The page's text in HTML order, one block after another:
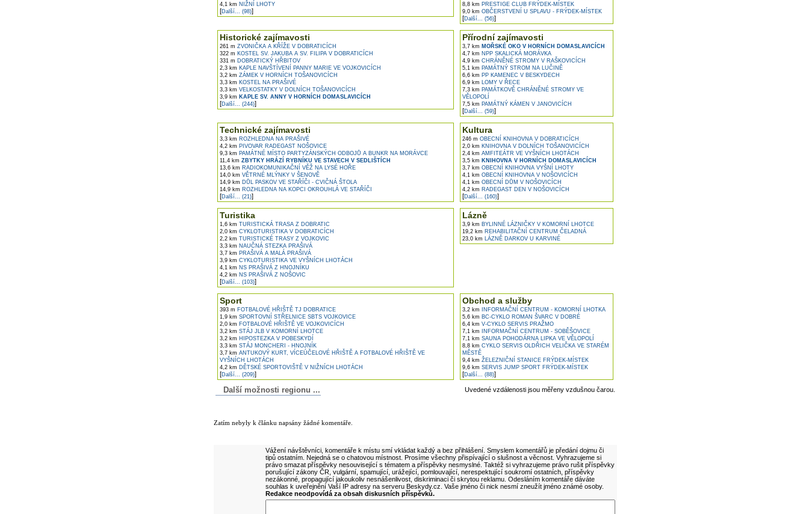
4,1 km NIŽNÍ LHOTY
[Další... (98)]
8,8 km PRESTIGE CLUB FRÝDEK-MÍSTEK
9,0 km OBČERSTVENÍ U SPLAVU - FRÝDEK-MÍSTEK
[Další... (56)]
Historické zajímavosti
261 m ZVONIČKA A KŘÍŽE V DOBRATICÍCH
322 m KOSTEL SV. JAKUBA A SV. FILIPA V DOBRATICÍCH
331 m DOBRATICKÝ HŘBITOV
2,3 km KAPLE NAVŠTÍVENÍ PANNY MARIE VE VOJKOVICÍCH
3,2 km ZÁMEK V HORNÍCH TOŠANOVICÍCH
3,3 km KOSTEL NA PRAŠIVÉ
3,3 km VELKOSTATKY V DOLNÍCH TOŠANOVICÍCH
3,9 km KAPLE SV. ANNY V HORNÍCH DOMASLAVICÍCH
[Další... (244)]
Přírodní zajímavosti
3,7 km MOŘSKÉ OKO V HORNÍCH DOMASLAVICÍCH
4,7 km NPP SKALICKÁ MORÁVKA
4,9 km CHRÁNĚNÉ STROMY V RAŠKOVICÍCH
5,1 km PAMÁTNÝ STROM NA LUČINĚ
6,6 km PP KAMENEC V BESKYDECH
6,9 km LOMY V ŘECE
7,3 km PAMÁTKOVĚ CHRÁNĚNÉ STROMY VE
VĚLOPOLÍ
7,5 km PAMÁTNÝ KÁMEN V JANOVICÍCH
[Další... (59)]
Technické zajímavosti
3,3 km ROZHLEDNA NA PRAŠIVÉ
4,2 km PIVOVAR RADEGAST NOŠOVICE
9,3 km PAMÁTNÉ MÍSTO PARTYZÁNSKÝCH ODBOJŮ A BUNKR NA MORÁVCE
11,4 km ZBYTKY HRÁZÍ RYBNÍKU VE STAVECH V SEDLIŠTÍCH
13,6 km RADIOKOMUNIKAČNÍ VĚŽ NA LYSÉ HOŘE
14,0 km VĚTRNÉ MLÝNKY V ŠENOVĚ
14,9 km DŮL PASKOV VE STAŘÍČI - CVIČNÁ ŠTOLA
14,9 km ROZHLEDNA NA KOPCI OKROUHLÁ VE STAŘÍČI
[Další... (21)]
Kultura
246 m OBECNÍ KNIHOVNA V DOBRATICÍCH
2,0 km KNIHOVNA V DOLNÍCH TOŠANOVICÍCH
2,4 km AMFITEÁTR VE VYŠNÍCH LHOTÁCH
3,5 km KNIHOVNA V HORNÍCH DOMASLAVICÍCH
3,7 km OBECNÍ KNIHOVNA VYŠNÍ LHOTY
4,1 km OBECNÍ KNIHOVNA V NOŠOVICÍCH
4,1 km OBECNÍ DŮM V NOŠOVICÍCH
4,2 km RADEGAST DEN V NOŠOVICÍCH
[Další... (160)]
Turistika
1,6 km TURISTICKÁ TRASA Z DOBRATIC
2,0 km CYKLOTURISTIKA V DOBRATICÍCH
2,2 km TURISTICKÉ TRASY Z VOJKOVIC
3,3 km NAUČNÁ STEZKA PRAŠIVÁ
3,7 km PRAŠIVÁ A MALÁ PRAŠIVÁ
3,9 km CYKLOTURISTIKA VE VYŠNÍCH LHOTÁCH
4,1 km NS PRAŠIVÁ Z HNOJNÍKU
4,2 km NS PRAŠIVÁ Z NOŠOVIC
[Další... (103)]
Lázně
3,9 km BYLINNÉ LÁZNIČKY V KOMORNÍ LHOTCE
19,2 km REHABILITAČNÍ CENTRUM ČELADNÁ
23,0 km LÁZNĚ DARKOV U KARVINÉ
Sport
393 m FOTBALOVÉ HŘIŠTĚ TJ DOBRATICE
1,9 km SPORTOVNÍ STŘELNICE SBTS VOJKOVICE
2,0 km FOTBALOVÉ HŘIŠTĚ VE VOJKOVICÍCH
3,2 km STÁJ JLB V KOMORNÍ LHOTCE
3,2 km HIPOSTEZKA V POBESKYDÍ
3,3 km STÁJ MONCHERI - HNOJNÍK
3,7 km ANTUKOVÝ KURT, VÍCEÚČELOVÉ HŘIŠTĚ A FOTBALOVÉ HŘIŠTĚ VE
VYŠNÍCH LHOTÁCH
4,2 km DĚTSKÉ SPORTOVIŠTĚ V NIŽNÍCH LHOTÁCH
[Další... (209)]
Obchod a služby
3,2 km INFORMAČNÍ CENTRUM - KOMORNÍ LHOTKA
5,6 km BC-CYKLO ROMAN ŠVARC V DOBRÉ
6,4 km V-CYKLO SERVIS PRAŽMO
7,1 km INFORMAČNÍ CENTRUM - SOBĚŠOVICE
7,1 km SAUNA POHODÁRNA LIPKA VE VĚLOPOLÍ
8,8 km CYKLO SERVIS OLDŘICH VELIČKA VE STARÉM
MĚSTĚ
9,4 km ŽELEZNIČNÍ STANICE FRÝDEK-MÍSTEK
9,6 km SERVIS JUMP SPORT FRÝDEK-MÍSTEK
[Další... (88)]
Další možnosti regionu ... Uvedené vzdálenosti jsou měřeny vzdušnou čarou.
Zatím nebyly k článku napsány žádné komentáře.
Vážení návštěvníci, komentáře k místu smí vkládat každý a bez přihlášení. Smyslem komentářů je předání dojmu či
tipů ostatním. Nejedná se o chatovou místnost. Prosíme všechny přispívající o slušnost a věcnost. Vyhrazujeme si
právo smazat příspěvky nesouvisející s tématem a příspěvky nesmyslné. Taktéž si vyhrazujeme právo rušit příspěvky
porušující zákony ČR, vulgární, spamující, urážející, pomlouvající, nerespektující soukromí ostatních, příspěvky
nezákonné, propagující jakoukoliv nesnášenlivost, diskriminaci či skrytou reklamu. Odesláním komentáře dáváte
souhlas k uveřejnění Vaší IP adresy na serveru Beskydy.cz. Vaše jméno či nick nesmí zneužít jméno známé osoby.
Redakce neodpovídá za obsah diskusních příspěvků.